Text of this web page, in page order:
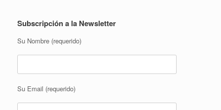
Subscripción a la Newsletter
Su Nombre (requerido)
Su Email (requerido)